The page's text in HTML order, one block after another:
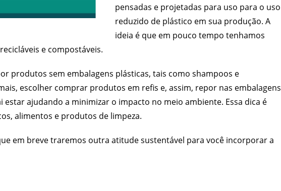
pensadas e projetadas para uso para o uso
reduzido de plástico em sua produção. A
ideia é que em pouco tempo tenhamos
e compostáveis.
produtos sem embalagens plásticas, tais como shampoos e
escolher comprar produtos em refis e, assim, repor nas embalagens
estar ajudando a minimizar o impacto no meio ambiente. Essa dica é
alimentos e produtos de limpeza.
em breve traremos outra atitude sustentável para você incorporar a